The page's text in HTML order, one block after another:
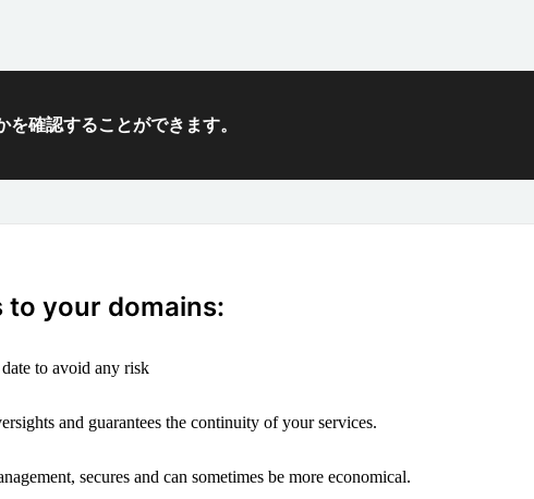
確認することができます。
to your domains:
to avoid any risk
and guarantees the continuity of your services.
secures and can sometimes be more economical.